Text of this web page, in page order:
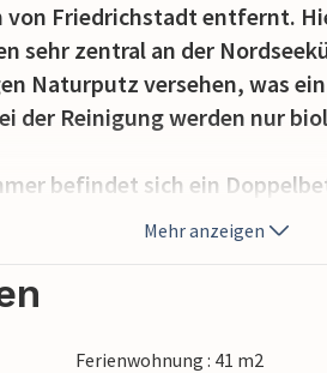
von Friedrichstadt entfernt.
sehr zentral an der
Naturputz versehen, was
der Reinigung werden nur
befindet sich ein
Schlaf-und Wohnzimmer sind
nachts ausreichend Ruhe
über DVB-T (Antenne/Digital).
Mehr anzeigen
Ferienwohnung : 41 m2